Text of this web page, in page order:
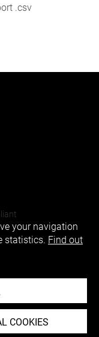
.csv
your navigation
statistics. Find out
COOKIES